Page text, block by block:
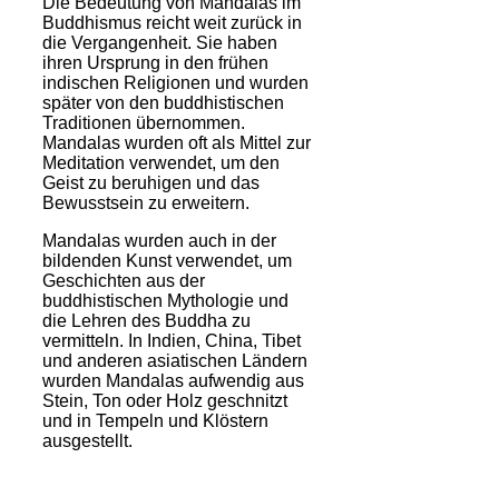
Buddhismus reicht weit zurück in
die Vergangenheit. Sie haben
ihren Ursprung in den frühen
indischen Religionen und wurden
später von den buddhistischen
Traditionen übernommen.
Mandalas wurden oft als Mittel zur
Meditation verwendet, um den
Geist zu beruhigen und das
Bewusstsein zu erweitern.
Mandalas wurden auch in der
bildenden Kunst verwendet, um
Geschichten aus der
buddhistischen Mythologie und
die Lehren des Buddha zu
vermitteln. In Indien, China, Tibet
und anderen asiatischen Ländern
wurden Mandalas aufwendig aus
Stein, Ton oder Holz geschnitzt
und in Tempeln und Klöstern
ausgestellt.